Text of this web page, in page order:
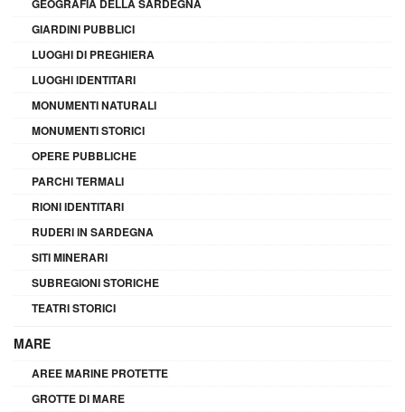
GEOGRAFIA DELLA SARDEGNA
GIARDINI PUBBLICI
LUOGHI DI PREGHIERA
LUOGHI IDENTITARI
MONUMENTI NATURALI
MONUMENTI STORICI
OPERE PUBBLICHE
PARCHI TERMALI
RIONI IDENTITARI
RUDERI IN SARDEGNA
SITI MINERARI
SUBREGIONI STORICHE
TEATRI STORICI
MARE
AREE MARINE PROTETTE
GROTTE DI MARE